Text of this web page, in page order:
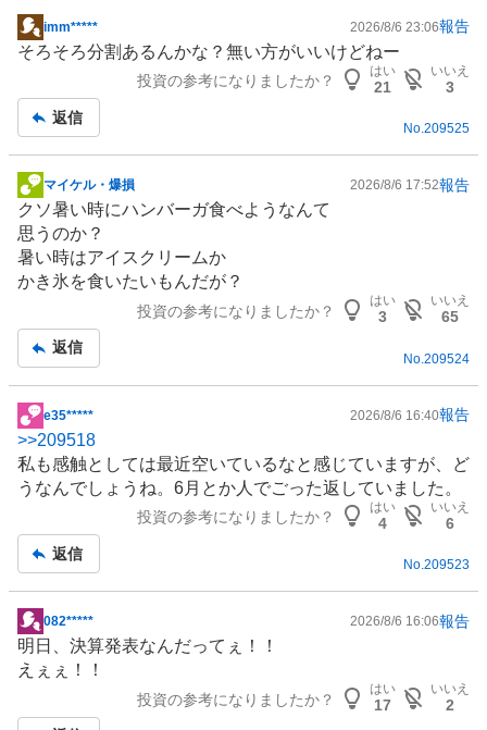
掲
示
事
imm***** 2026/8/6 23:06報告
そろそろ分割あるんかな？無い方がいいけどねー
投資の参考になりましたか？
はい
21
いいえ
3
返信
No.209525
掲
示
板
記
事
マイケル・爆損 2026/8/6 17:52報告
クソ暑い時にハンバーガ食べようなんて
思うのか？
暑い時はアイスクリームか
かき氷を食いたいもんだが？
投資の参考になりましたか？
はい
3
いいえ
65
返信
No. 209524
掲
示
板
記
e35***** 2026/8/6 16:40報告
>>209518
私も感触としては最近空いているなと感じていますが、ど
うなんでしょうね。6月とか人でごった返していました。
投資の参考になりましたか？
はい
4
いいえ
6
返信
No.209523
掲
示
板
082***** 2026/8/6 16:06報告
明日、決算発表なんだってぇ！！
えぇぇ！！
投資の参考になりましたか？
はい
17
いいえ
2